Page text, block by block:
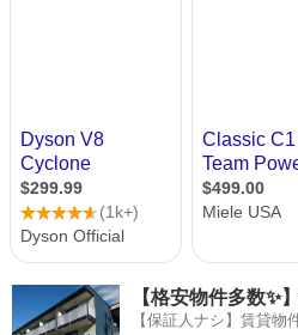
【格安物件多数✨
【保証人ナシ】賃貸物